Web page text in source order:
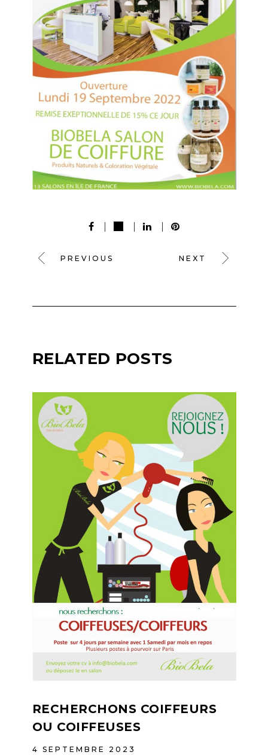
PREVIOUS NEXT
RELATED POSTS
RECHERCHONS COIFFEURS
OU COIFFEUSES
4 SEPTEMBRE 2023